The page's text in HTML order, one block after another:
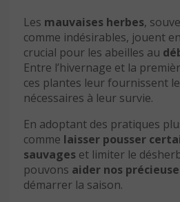
Les mauvaises herbes,
comme indésirables, jouent
crucial pour les abeilles au
Entre l’hivernage et la
ces plantes leur fournissent le
nécessaires à leur survie.
En adoptant des pratiques
comme laisser pousser
sauvages et limiter le
pouvons aider nos
démarrer la saison.